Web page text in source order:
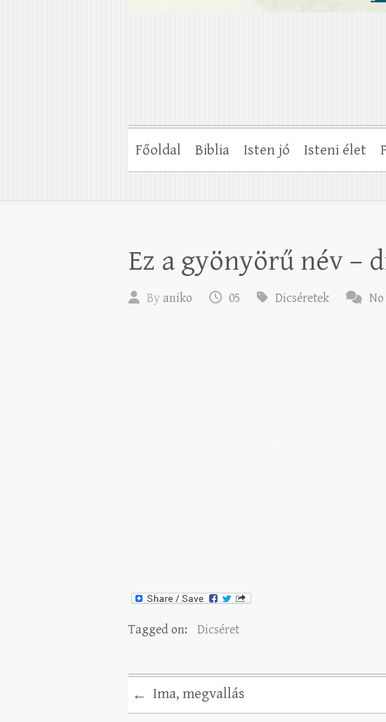
Főoldal Biblia Isten jó Isteni élet
Ez a gyönyörű név –
By aniko 05 Dicséretek
Tagged on: Dicséret
← Ima, megvallás